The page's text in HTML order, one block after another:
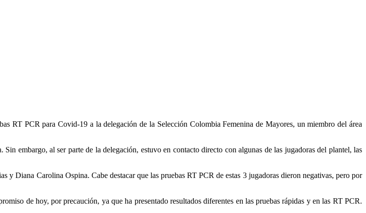
RT PCR para Covid-19 a la delegación de la Selección Colombia Femenina de Mayores, un miembro del área
embargo, al ser parte de la delegación, estuvo en contacto directo con algunas de las jugadoras del plantel, las
Diana Carolina Ospina. Cabe destacar que las pruebas RT PCR de estas 3 jugadoras dieron negativas, pero por
de hoy, por precaución, ya que ha presentado resultados diferentes en las pruebas rápidas y en las RT PCR.